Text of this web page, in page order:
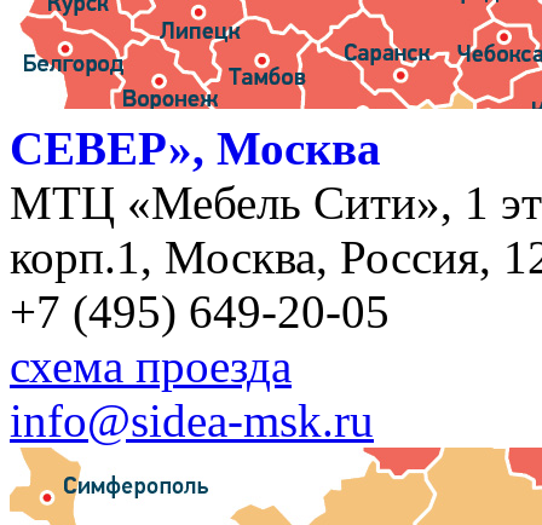
СЕВЕР», Москва
МТЦ «Мебель Сити», 1
корп.1, Москва, Россия,
+7 (495) 649-20-05
схема проезда
info@sidea-msk.ru